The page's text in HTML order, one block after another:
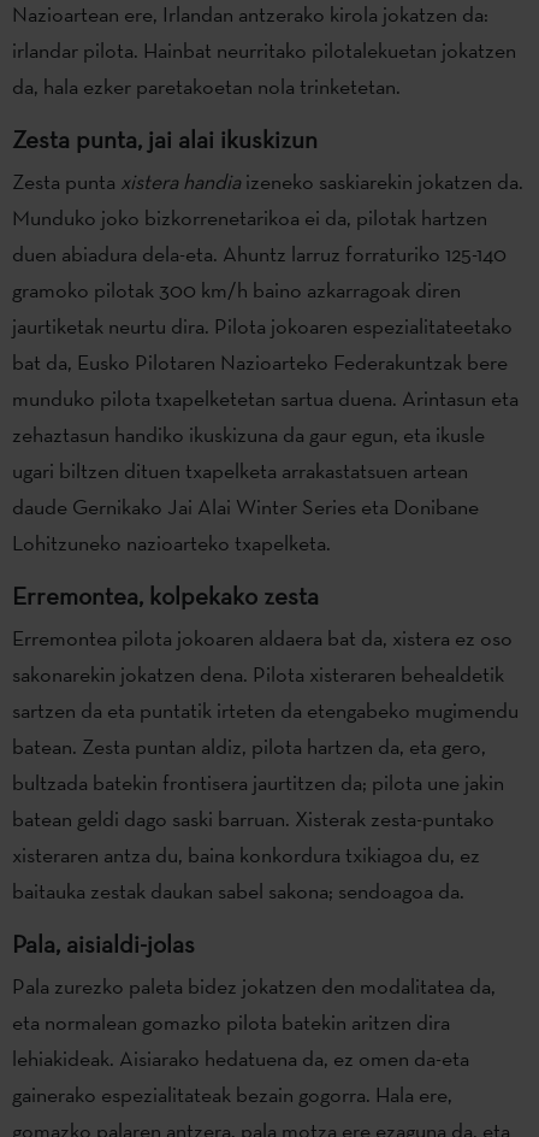
Nazioartean ere, Irlandan antzerako kirola jokatzen da:
irlandar pilota. Hainbat neurritako pilotalekuetan jokatzen
da, hala ezker paretakoetan nola trinketetan.
Zesta punta, jai alai ikuskizun
Zesta punta xistera handiaizeneko saskiarekin jokatzen da.
Munduko joko bizkorrenetarikoa ei da, pilotak hartzen
duen abiadura dela-eta. Ahuntz larruz forraturiko 125-140
gramoko pilotak 300 km/h baino azkarragoak diren
jaurtiketak neurtu dira. Pilota jokoaren espezialitateetako
bat da, Eusko Pilotaren Nazioarteko Federakuntzak bere
munduko pilota txapelketetan sartua duena. Arintasun eta
zehaztasun handiko ikuskizuna da gaur egun, eta ikusle
ugari biltzen dituen txapelketa arrakastatsuen artean
daude Gernikako Jai Alai Winter Series eta Donibane
Lohitzuneko nazioarteko txapelketa.
Erremontea, kolpekako zesta
Erremontea pilota jokoaren aldaera bat da, xistera ez oso
sakonarekin jokatzen dena. Pilota xisteraren behealdetik
sartzen da eta puntatik irteten da etengabeko mugimendu
batean. Zesta puntan aldiz, pilota hartzen da, eta gero,
bultzada batekin frontisera jaurtitzen da; pilota une jakin
batean geldi dago saski barruan. Xisterak zesta-puntako
xisteraren antza du, baina konkordura txikiagoa du, ez
baitauka zestak daukan sabel sakona; sendoagoa da.
Pala, aisialdi-jolas
Pala zurezko paleta bidez jokatzen den modalitatea da,
eta normalean gomazko pilota batekin aritzen dira
lehiakideak. Aisiarako hedatuena da, ez omen da-eta
gainerako espezialitateak bezain gogorra. Hala ere,
gomazko palaren antzera, pala motza ere ezaguna da, eta